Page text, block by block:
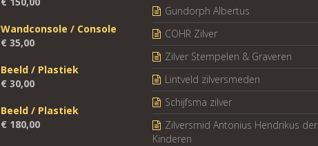
Wandconsole / Console
€ 35,00
Beeld / Plastiek
€ 30,00
Beeld / Plastiek
€ 180,00
Gundorph Albertus
COHR Zilver
Zilver Stempelen & Graveren
Lintveld zilversmeden
Schijfsma zilver
Zilversmid Antonius Hendrikus der
Kinderen